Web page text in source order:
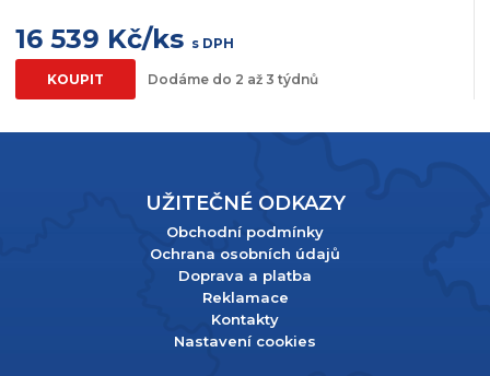
16 539 Kč/ks s DPH
KOUPIT Dodáme do 2 až 3 týdnů
UŽITEČNÉ ODKAZY
Obchodní podmínky
Ochrana osobních údajů
Doprava a platba
Reklamace
Kontakty
Nastavení cookies